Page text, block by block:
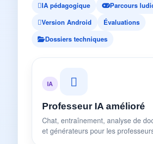
IA pédagogique
Parcours
Version Android
Évaluations
Dossiers techniques
IA
Professeur IA amélioré
Chat, entraînement, analyse de
et générateurs pour les